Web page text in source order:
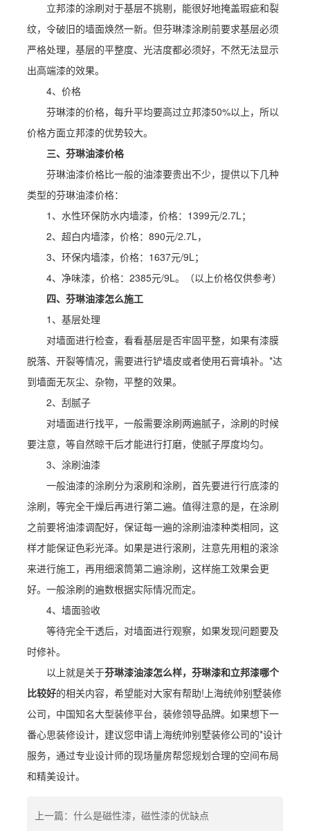
立邦漆的涂刷对于基层不挑剔，能很好地掩盖瑕疵和裂
纹，令破旧的墙面焕然一新。但芬琳漆涂刷前要求基层必须
严格处理，基层的平整度、光洁度都必须好，不然无法显示
出高端漆的效果。
4、价格
芬琳漆的价格，每升平均要高过立邦漆50%以上，所以
价格方面立邦漆的优势较大。
三、芬琳油漆价格
芬琳油漆价格比一般的油漆要贵出不少，提供以下几种
类型的芬琳油漆价格：
1、水性环保防水内墙漆，价格：1399元/2.7L；
2、超白内墙漆，价格：890元/2.7L，
3、环保内墙漆，价格：1637元/9L；
4、净味漆，价格：2385元/9L。（以上价格仅供参考）
四、芬琳油漆怎么施工
1、基层处理
对墙面进行检查，看看基层是否牢固平整，如果有漆膜
脱落、开裂等情况，需要进行铲墙皮或者使用石膏填补。*达
到墙面无灰尘、杂物，平整的效果。
2、刮腻子
对墙面进行找平，一般需要涂刷两遍腻子，涂刷的时候
要注意，等自然晾干后才能进行打磨，使腻子厚度均匀。
3、涂刷油漆
一般油漆的涂刷分为滚刷和涂刷，首先要进行行底漆的
涂刷，等完全干燥后再进行第二遍。值得注意的是，在涂刷
之前要将油漆调配好，保证每一遍的涂刷油漆种类相同，这
样才能保证色彩光泽。如果是进行滚刷，注意先用粗的滚涂
来进行施工，再用细滚筒第二遍涂刷，这样施工效果会更
好。一般涂刷的遍数根据实际情况而定。
4、墙面验收
等待完全干透后，对墙面进行观察，如果发现问题要及
时修补。
以上就是关于芬琳漆油漆怎么样，芬琳漆和立邦漆哪个
比较好的相关内容，希望能对大家有帮助!上海统帅别墅装修
公司，中国知名大型装修平台，装修领导品牌。如果想下一
番心思装修设计，建议您申请上海统帅别墅装修公司的*设计
服务，通过专业设计师的现场量房帮您规划合理的空间布局
和精美设计。
上一篇：什么是磁性漆，磁性漆的优缺点